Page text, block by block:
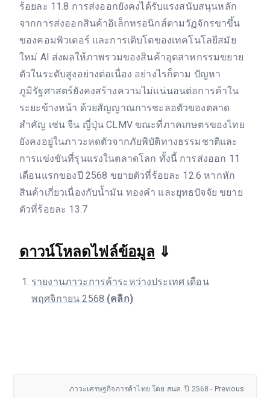
ร้อยละ 11.8 การส่งออกยังคงได้รับแรงสนับสนุนหลัก
จากการส่งออกสินค้าอิเล็กทรอนิกส์ตามวัฏจักรขาขึ้น
ของคอมพิวเตอร์ และการเติบโตของเทคโนโลยีสมัย
ใหม่ AI ส่งผลให้ภาพรวมของสินค้าอุตสาหกรรมขยาย
ตัวในระดับสูงอย่างต่อเนื่อง อย่างไรก็ตาม ปัญหา
ภูมิรัฐศาสตร์ยังคงสร้างความไม่แน่นอนต่อการค้าใน
ระยะข้างหน้า ด้วยสัญญาณการชะลอตัวของตลาด
สำคัญ เช่น จีน ญี่ปุ่น CLMV ขณะที่ภาคเกษตรของไทย
ยังคงอยู่ในภาวะหดตัวจากภัยพิบัติทางธรรมชาติและ
การแข่งขันที่รุนแรงในตลาดโลก ทั้งนี้ การส่งออก 11
เดือนแรกของปี 2568 ขยายตัวที่ร้อยละ 12.6 หากหัก
สินค้าเกี่ยวเนื่องกับน้ำมัน ทองคำ และยุทธปัจจัย ขยาย
ตัวที่ร้อยละ 13.7
ดาวน์โหลดไฟล์ข้อมูล ⇓
รายงานภาวะการค้าระหว่างประเทศ เดือน
พฤศจิกายน 2568 (คลิก)
ภาวะเศรษฐกิจการค้าไทย โดย สนค. ปี 2568 - Previous